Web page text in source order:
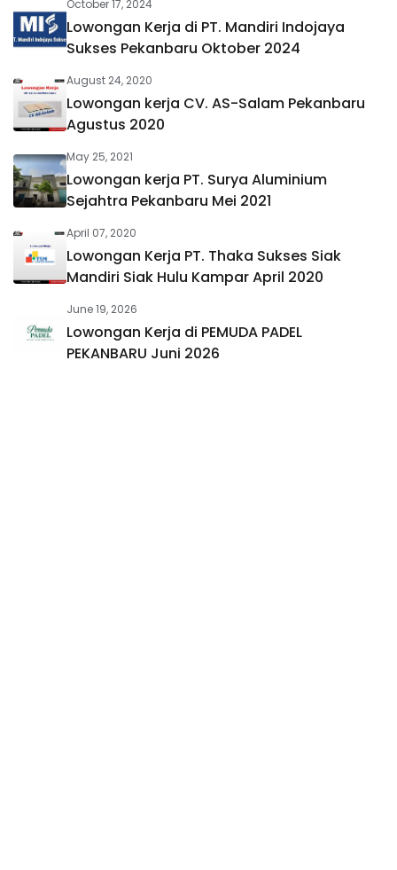
October 17, 2024
Lowongan Kerja di PT. Mandiri Indojaya
Sukses Pekanbaru Oktober 2024
August 24, 2020
Lowongan kerja CV. AS-Salam Pekanbaru
Agustus 2020
May 25, 2021
Lowongan kerja PT. Surya Aluminium
Sejahtra Pekanbaru Mei 2021
April 07, 2020
Lowongan Kerja PT. Thaka Sukses Siak
Mandiri Siak Hulu Kampar April 2020
June 19, 2026
Lowongan Kerja di PEMUDA PADEL
PEKANBARU Juni 2026